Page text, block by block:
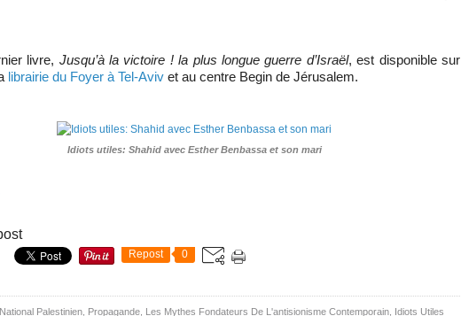
livre, Jusqu’à la victoire ! la plus longue guerre d’Israël, est disponible sur
librairie du Foyer à Tel-Aviv et au centre Begin de Jérusalem.
Idiots utiles: Shahid avec Esther Benbassa et son mari
Repost 0
Palestinien Propagande Les Mythes Fondateurs De L'antisionisme Contemporain Idiots Utiles